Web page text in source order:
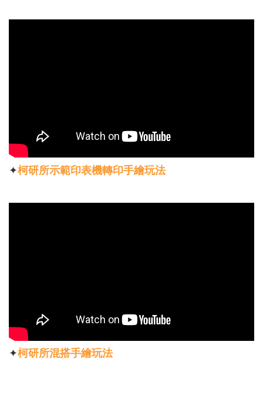
✦柯研所示範印表機轉印手繪玩法
✦柯研所混搭手繪玩法